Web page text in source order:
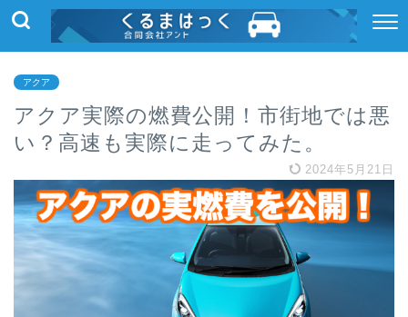
アクア
アクア実際の燃費公開！市街地では悪
い？高速も実際に走ってみた。
2024年5月21日